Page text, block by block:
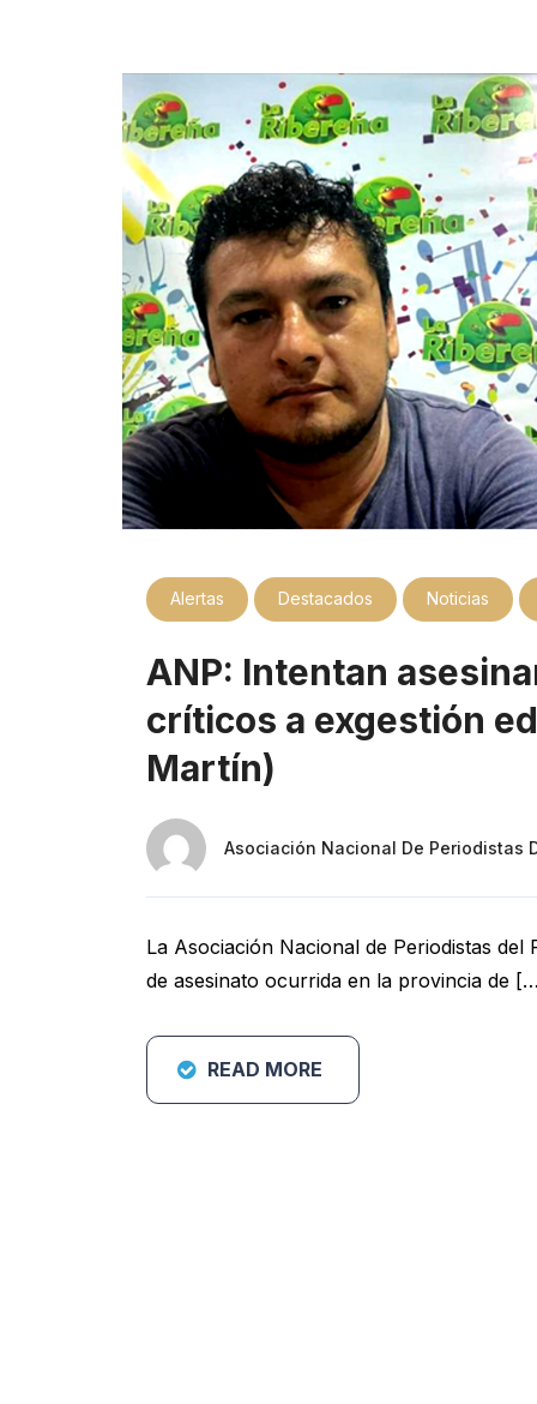
Alertas Destacados Noticias
ANP: Intentan
críticos a exgestión
Martín)
Asociación Nacional De Periodistas
La Asociación Nacional de Periodistas
de asesinato ocurrida en la provincia de
READ MORE